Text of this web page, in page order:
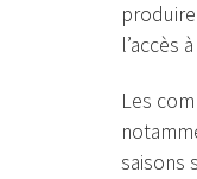
l’accès
Les
saisons